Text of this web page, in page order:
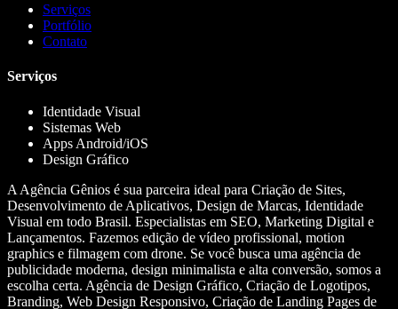
Serviços
Portfólio
Contato
Serviços
Identidade Visual
Sistemas Web
Apps Android/iOS
Design Gráfico
A Agência Gênios é sua parceira ideal para Criação de Sites,
Desenvolvimento de Aplicativos, Design de Marcas, Identidade
Visual em todo Brasil. Especialistas em SEO, Marketing Digital e
Lançamentos. Fazemos edição de vídeo profissional, motion
graphics e filmagem com drone. Se você busca uma agência de
publicidade moderna, design minimalista e alta conversão, somos a
escolha certa. Agência de Design Gráfico, Criação de Logotipos,
Branding, Web Design Responsivo, Criação de Landing Pages de